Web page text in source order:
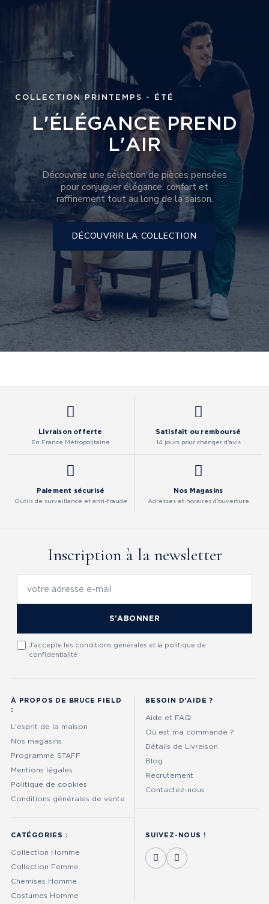
COLLECTION PRINTEMPS - ÉTÉ
L'ÉLÉGANCE PREND
L'AIR
Découvrez une sélection de pièces pensées
pour conjuguer élégance, confort et
raffinement tout au long de la saison.
DÉCOUVRIR LA COLLECTION
Livraison offerte
En France Métropolitaine
Satisfait ou remboursé
14 jours pour changer d'avis
Paiement sécurisé
Outils de surveillance et anti-fraude
Nos Magasins
Adresses et horaires d'ouverture
Inscription à la newsletter
S’ABONNER
J'accepte les conditions générales et la politique de
confidentialité
À PROPOS DE BRUCE FIELD
:
L'esprit de la maison
Nos magasins
Programme STAFF
Mentions légales
Politique de cookies
Conditions générales de vente
BESOIN D'AIDE ?
Aide et FAQ
Où est ma commande ?
Détails de Livraison
Blog
Recrutement
Contactez-nous
CATÉGORIES :
Collection Homme
Collection Femme
Chemises Homme
Costumes Homme
SUIVEZ-NOUS !